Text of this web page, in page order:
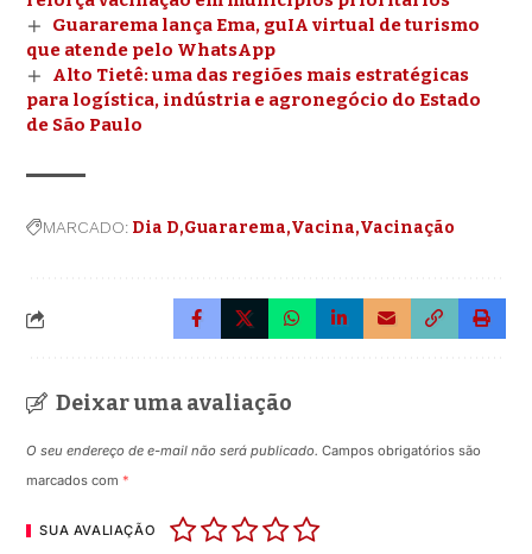
Guararema lança Ema, guIA virtual de turismo
que atende pelo WhatsApp
Alto Tietê: uma das regiões mais estratégicas
para logística, indústria e agronegócio do Estado
de São Paulo
MARCADO: Dia D Guararema Vacina Vacinação
Deixar uma avaliação
O seu endereço de e-mail não será publicado. Campos obrigatórios são
marcados com*
SUA AVALIAÇÃO